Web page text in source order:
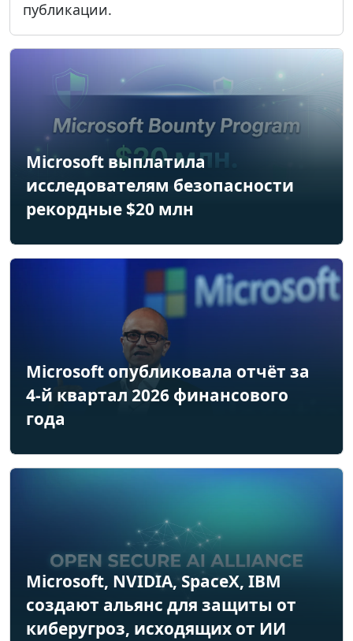
публикации.
Microsoft выплатила
исследователям безопасности
рекордные $20 млн
Microsoft опубликовала отчёт за
4-й квартал 2026 финансового
года
Microsoft, NVIDIA, SpaceX, IBM
создают альянс для защиты от
киберугроз, исходящих от ИИ